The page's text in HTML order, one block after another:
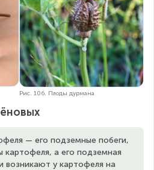
Рис. 10б. Плоды дурмана
— его подземные побеги,
картофеля, а его подземная
возникают у картофеля на